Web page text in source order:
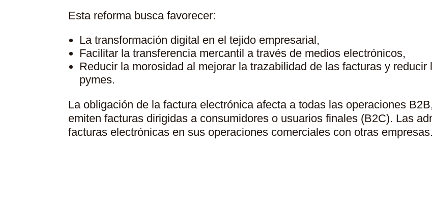
Esta reforma busca favorecer:
La transformación digital en el tejido empresarial,
Facilitar la transferencia mercantil a través de medios electrónicos,
Reducir la morosidad al mejorar la trazabilidad de las facturas y
pymes.
La obligación de la factura electrónica afecta a todas las operaciones
emiten facturas dirigidas a consumidores o usuarios finales (B2C). Las
facturas electrónicas en sus operaciones comerciales con otras empresas.